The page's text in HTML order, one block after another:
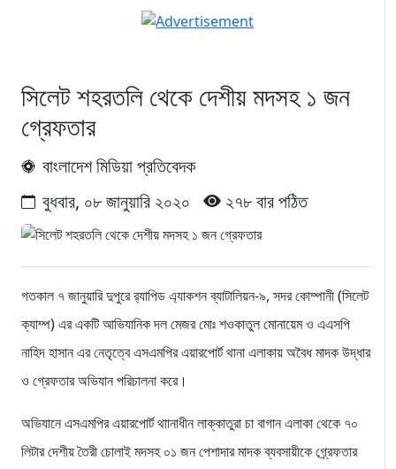
সিলেট শহরতলি থেকে দেশীয় মদসহ ১ জন
গ্রেফতার
বাংলাদেশ মিডিয়া প্রতিবেদক
বুধবার, ০৮ জানুয়ারি ২০২০
২৭৮ বার পঠিত
গতকাল ৭ জানুয়ারি দুপুরে র‌্যাপিড এ্যাকশন ব্যাটালিয়ন-৯, সদর কোম্পানী (সিলেট
ক্যাম্প) এর একটি আভিযানিক দল মেজর মোঃ শওকাতুল মোনায়েম ও এএসপি
নাহিদ হাসান এর নেতৃত্বে এসএমপির এয়ারপোর্ট থানা এলাকায় অবৈধ মাদক উদ্ধার
ও গ্রেফতার অভিযান পরিচালনা করে।
অভিযানে এসএমপির এয়ারপোর্ট থাানাধীন লাক্কাতুরা চা বাগান এলাকা থেকে ৭০
লিটার দেশীয় তৈরী চোলাই মদসহ ০১ জন পেশাদার মাদক ব্যবসায়ীকে গ্র্রেফতার